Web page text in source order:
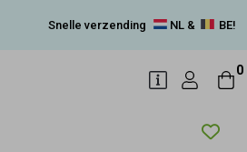
Snelle verzending NL & BE!
0